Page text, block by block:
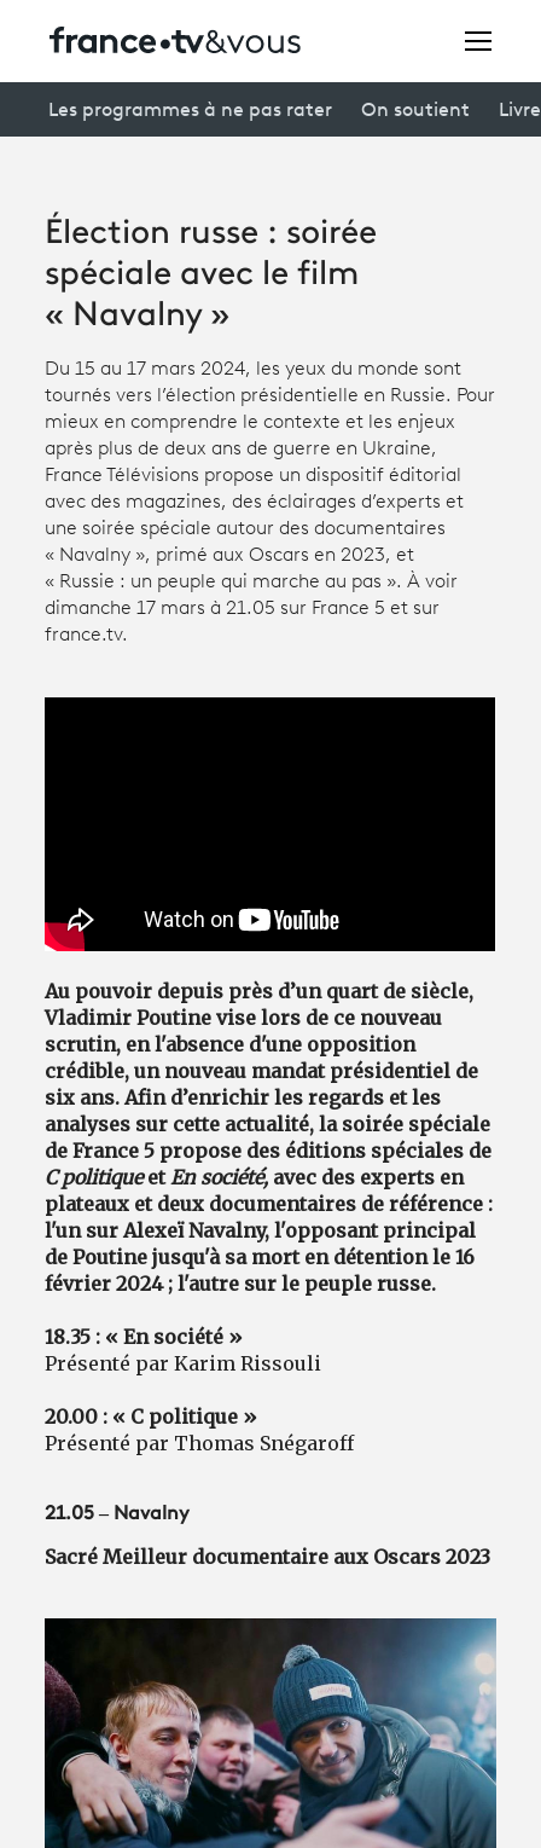
Avantages fidélité
Creators
À la une
Participer et assister à une émission
À votre écoute
Productions et innovation
Les programmes à ne pas rater On soutient
Élection russe : soirée
spéciale avec le film
« Navalny »
Du 15 au 17 mars 2024, les yeux du monde sont
tournés vers l’élection présidentielle en Russie. Pour
mieux en comprendre le contexte et les enjeux
après plus de deux ans de guerre en Ukraine,
France Télévisions propose un dispositif éditorial
avec des magazines, des éclairages d’experts et
une soirée spéciale autour des documentaires
« Navalny », primé aux Oscars en 2023, et
« Russie : un peuple qui marche au pas ». À voir
dimanche 17 mars à 21.05 sur France 5 et sur
france.tv.
Au pouvoir depuis près d’un quart de siècle,
Vladimir Poutine vise lors de ce nouveau
scrutin, en l'absence d'une opposition
crédible, un nouveau mandat présidentiel de
six ans. Afin d’enrichir les regards et les
analyses sur cette actualité, la soirée spéciale
de France 5 propose des éditions spéciales de
C politiqueet En société, avec des experts en
plateaux et deux documentaires de référence :
l'un sur Alexeï Navalny, l'opposant principal
de Poutine jusqu'à sa mort en détention le 16
février 2024 ; l'autre sur le peuple russe.
18.35 : « En société »
Présenté par Karim Rissouli
20.00 : « C politique »
Présenté par Thomas Snégaroff
21.05 – Navalny
Sacré Meilleur documentaire aux Oscars 2023